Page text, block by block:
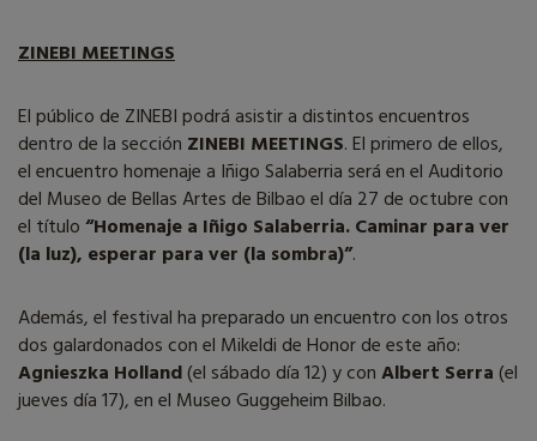
ZINEBI MEETINGS
El público de ZINEBI podrá asistir a distintos encuentros
dentro de la sección ZINEBI MEETINGS. El primero de ellos,
el encuentro homenaje a Iñigo Salaberria será en el Auditorio
del Museo de Bellas Artes de Bilbao el día 27 de octubre con
el título“Homenaje a Iñigo Salaberria. Caminar para ver
(la luz), esperar para ver (la sombra)”.
Además, el festival ha preparado un encuentro con los otros
dos galardonados con el Mikeldi de Honor de este año:
Agnieszka Holland(el sábado día 12) y conAlbert Serra(el
jueves día 17), en el Museo Guggeheim Bilbao.